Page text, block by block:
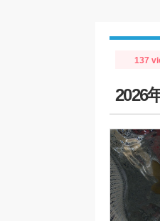
137
2026